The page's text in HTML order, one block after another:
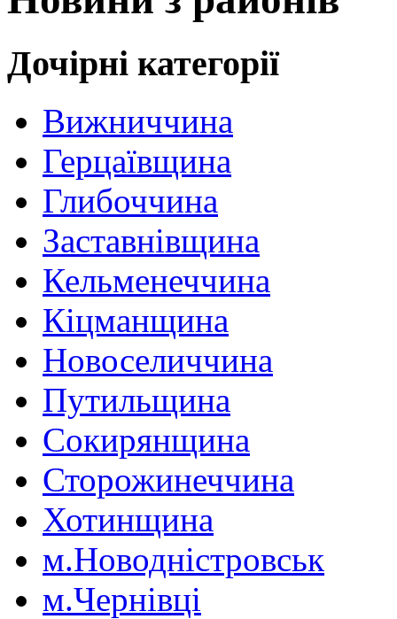
Дочірні категорії
Вижниччина
Герцаївщина
Глибоччина
Заставнівщина
Кельменеччина
Кіцманщина
Новоселиччина
Путильщина
Сокирянщина
Сторожинеччина
Хотинщина
м.Новодністровськ
м.Чернівці